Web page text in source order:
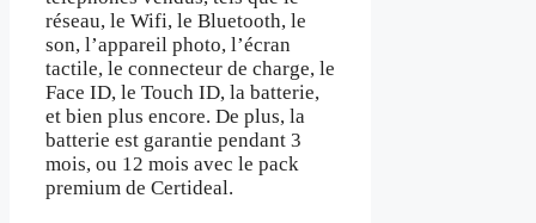
réseau, le Wifi, le Bluetooth, le
son, l’appareil photo, l’écran
tactile, le connecteur de charge, le
Face ID, le Touch ID, la batterie,
et bien plus encore. De plus, la
batterie est garantie pendant 3
mois, ou 12 mois avec le pack
premium de Certideal.